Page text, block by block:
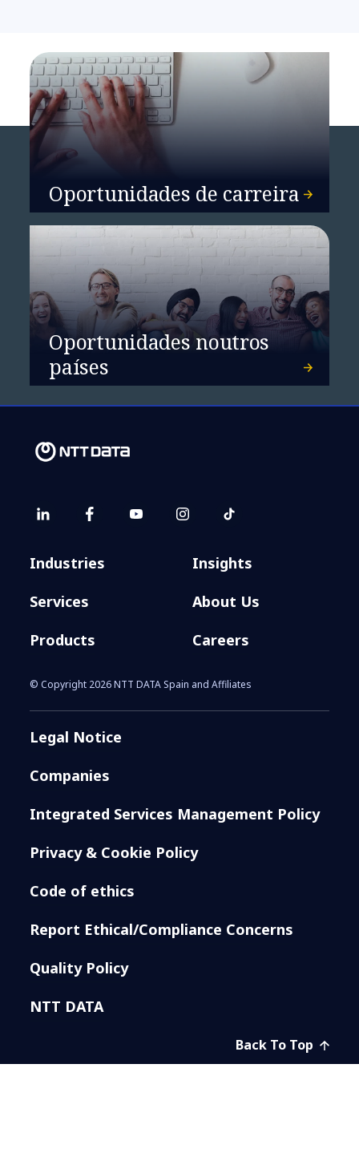
Oportunidades de carreira
Oportunidades noutros
países
Industries
Services
Products
Insights
About Us
Careers
© Copyright 2026 NTT DATA Spain and Affiliates
Legal Notice
Companies
Integrated Services Management Policy
Privacy & Cookie Policy
Code of ethics
Report Ethical/Compliance Concerns
Quality Policy
NTT DATA
Back To Top